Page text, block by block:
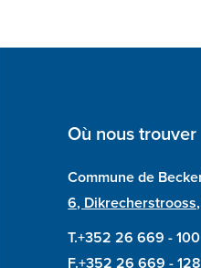
Où nous trouver
Commune de
6,
T.+352 26 669 - 100
F.+352 26 669 - 128